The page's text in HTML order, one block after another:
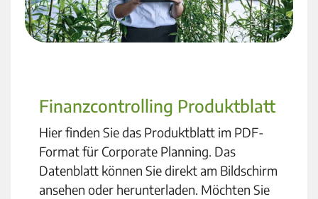
Finanzcontrolling Produktblatt
Hier finden Sie das Produktblatt im PDF-
Format für Corporate Planning. Das
Datenblatt können Sie direkt am Bildschirm
ansehen oder herunterladen. Möchten Sie